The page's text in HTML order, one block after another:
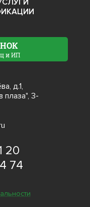
и ИП
д.1,
плаза", 3-
20
74